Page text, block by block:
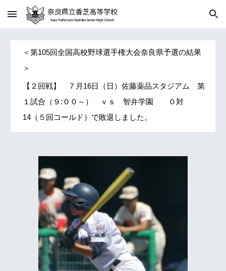
Skip to main content Skip to navigation
＜第105回全国高校野球選手権大会奈良県予選の結果
＞
【２回戦】 ７月16日（日）佐藤薬品スタジアム 第
１試合（９:００～） ｖｓ 智弁学園 ０対
14（５回コールド）で敗退しました。